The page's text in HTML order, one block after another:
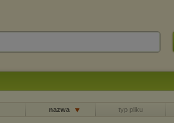
nazwa typ pliku